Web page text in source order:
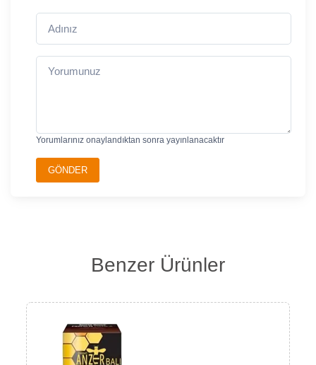
Yorumlarınız onaylandıktan sonra yayınlanacaktır
GÖNDER
Benzer Ürünler